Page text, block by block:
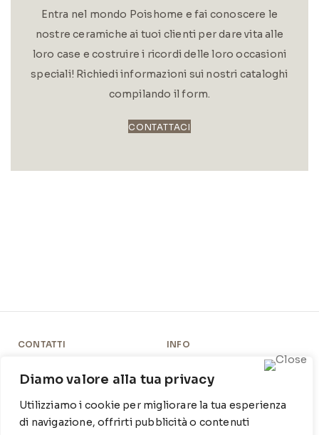
Diamo valore alla tua privacy
Utilizziamo i cookie per migliorare la tua esperienza
di navigazione, offrirti pubblicità o contenuti
Entra nel mondo Poishome e fai conoscere le
nostre ceramiche ai tuoi clienti per dare vita alle
loro case e costruire i ricordi delle loro occasioni
speciali! Richiedi informazioni sui nostri cataloghi
compilando il form.
CONTATTACI
CONTATTI
1316 - 70044 Polignano a
mare
T: 080 917 78 89
INFO
Privacy Policy